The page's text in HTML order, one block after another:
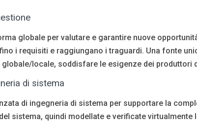
globale per valutare e garantire nuove
i requisiti e raggiungano i traguardi. Una fonte
locale, soddisfare le esigenze dei produttori
di sistema
di ingegneria di sistema per supportare la
sistema, quindi modellate e verificate virtualmente